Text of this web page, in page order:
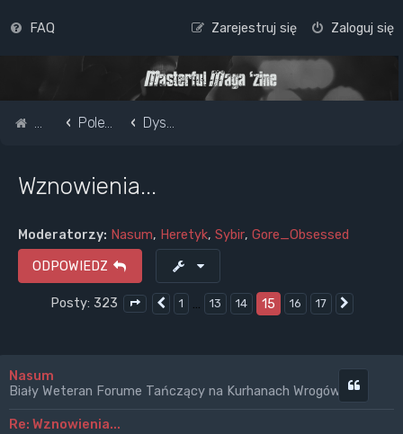
FAQ Zaloguj się
Zarejestruj się
Strona główna
Pole do popisu... Dyskusje o muzyce metalowej
Wznowienia...
Moderatorzy: Nasum, Heretyk, Sybir, Gore_Obsessed
ODPOWIEDZ
Posty: 323 Strona15z 17
Poprzednia
1 … 13 14 15 16 17
Nasum
Biały Weteran Forume Tańczący na Kurhanach Wrogów
Re: Wznowienia...